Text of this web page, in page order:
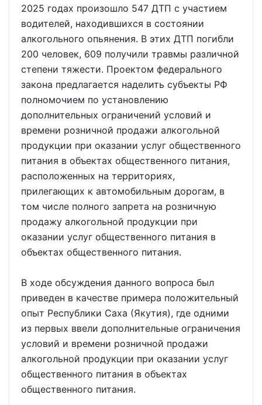
2025 годах произошло 547 ДТП с участием
водителей, находившихся в состоянии
алкогольного опьянения. В этих ДТП погибли
200 человек, 609 получили травмы различной
степени тяжести. Проектом федерального
закона предлагается наделить субъекты РФ
полномочием по установлению
дополнительных ограничений условий и
времени розничной продажи алкогольной
продукции при оказании услуг общественного
питания в объектах общественного питания,
расположенных на территориях,
прилегающих к автомобильным дорогам, в
том числе полного запрета на розничную
продажу алкогольной продукции при
оказании услуг общественного питания в
объектах общественного питания.
В ходе обсуждения данного вопроса был
приведен в качестве примера положительный
опыт Республики Саха (Якутия), где одними
из первых ввели дополнительные ограничения
условий и времени розничной продажи
алкогольной продукции при оказании услуг
общественного питания в объектах
общественного питания.